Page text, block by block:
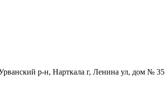
р-н, Нарткала г, Ленина ул, дом № 35